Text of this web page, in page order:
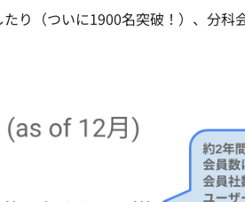
り（ついに1900名突破！）、分科